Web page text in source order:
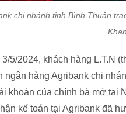
chi nhánh tỉnh Bình Thuận
5/2024, khách hàng L.T.N
ngân hàng Agribank chi
khoản của chính bà mở tại
kế toán tại Agribank đã